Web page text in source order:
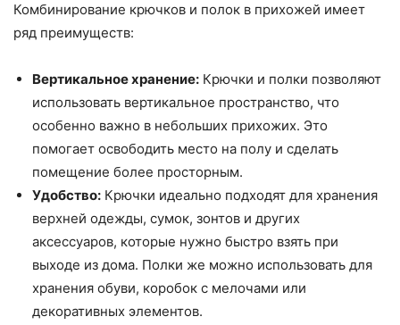
Комбинирование крючков и полок в прихожей имеет
ряд преимуществ:
Вертикальное хранение: Крючки и полки позволяют
использовать вертикальное пространство, что
особенно важно в небольших прихожих. Это
помогает освободить место на полу и сделать
помещение более просторным.
Удобство: Крючки идеально подходят для хранения
верхней одежды, сумок, зонтов и других
аксессуаров, которые нужно быстро взять при
выходе из дома. Полки же можно использовать для
хранения обуви, коробок с мелочами или
декоративных элементов.